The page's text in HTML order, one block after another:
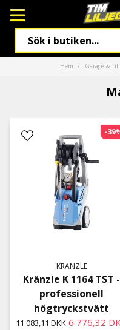
Hem Garage &
KRÄNZLE
Kränzle K 1164 TST -
professionell
högtryckstvätt
11 083,11 DKK 6 776,32
-